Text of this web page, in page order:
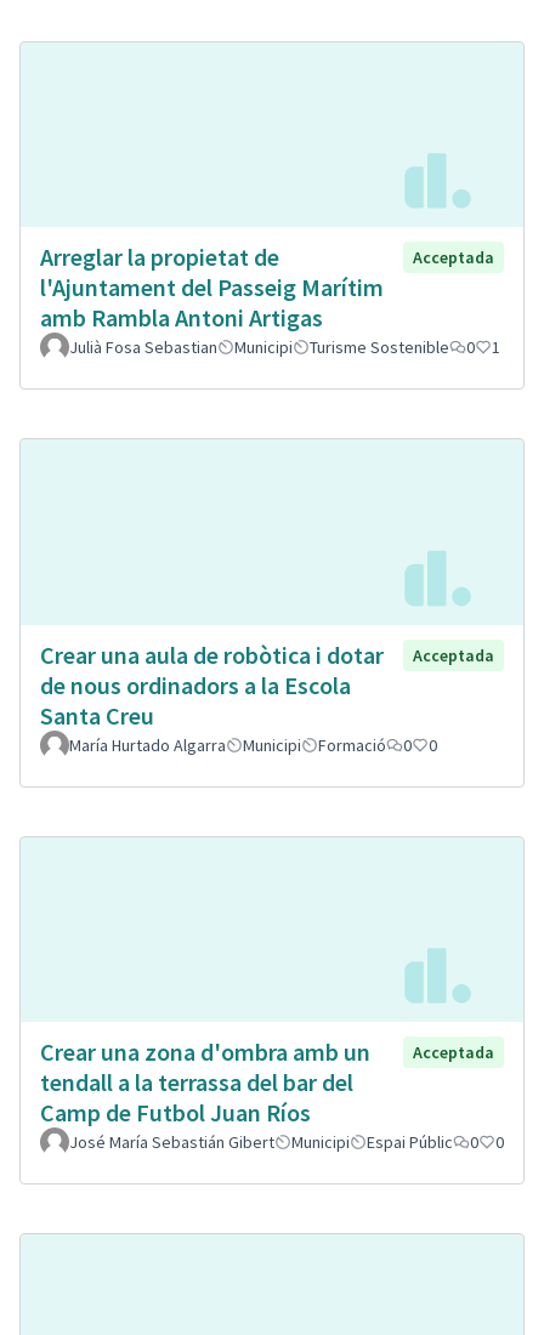
Arreglar la propietat de
l'Ajuntament del Passeig Marítim
amb Rambla Antoni Artigas
Acceptada
Julià Fosa Sebastian Municipi Turisme Sostenible 0 1
Crear una aula de robòtica i dotar
de nous ordinadors a la Escola
Santa Creu
Acceptada
María Hurtado Algarra Municipi Formació 0 0
Crear una zona d'ombra amb un
tendall a la terrassa del bar del
Camp de Futbol Juan Ríos
Acceptada
José María Sebastián Gibert Municipi Espai Públic 0 0